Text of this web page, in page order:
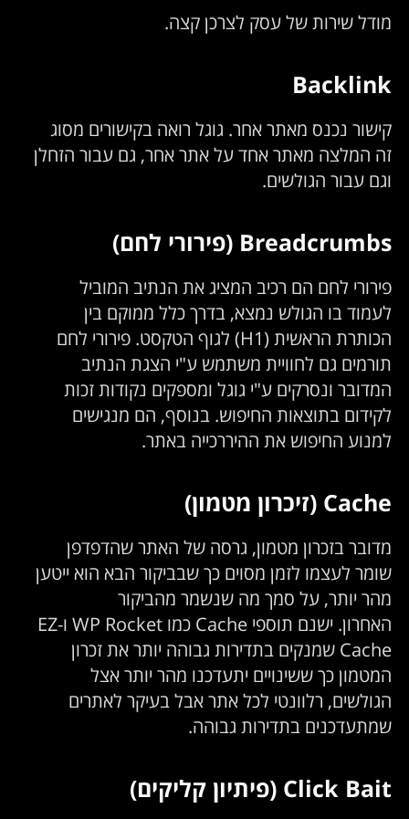
מודל שירות של עסק לצרכן קצה.
Backlink
קישור נכנס מאתר אחר. גוגל רואה בקישורים מסוג
זה המלצה מאתר אחד על אתר אחר, גם עבור הזחלן
וגם עבור הגולשים.
Breadcrumbs (פירורי לחם)
פירורי לחם הם רכיב המציג את הנתיב המוביל
לעמוד בו הגולש נמצא, בדרך כלל ממוקם בין
הכותרת הראשית (H1) לגוף הטקסט. פירורי לחם
תורמים גם לחוויית משתמש ע"י הצגת הנתיב
המדובר ונסרקים ע"י גוגל ומספקים נקודות זכות
לקידום בתוצאות החיפוש. בנוסף, הם מנגישים
למנוע החיפוש את ההיררכייה באתר.
Cache (זיכרון מטמון)
מדובר בזכרון מטמון, גרסה של האתר שהדפדפן
שומר לעצמו לזמן מסוים כך שבביקור הבא הוא ייטען
מהר יותר, על סמך מה שנשמר מהביקור
האחרון. ישנם תוספי Cache כמו WP Rocket ו-EZ
Cache שמנקים בתדירות גבוהה יותר את זכרון
המטמון כך ששינויים יתעדכנו מהר יותר אצל
הגולשים, רלוונטי לכל אתר אבל בעיקר לאתרים
שמתעדכנים בתדירות גבוהה.
Click Bait (פיתיון קליקים)